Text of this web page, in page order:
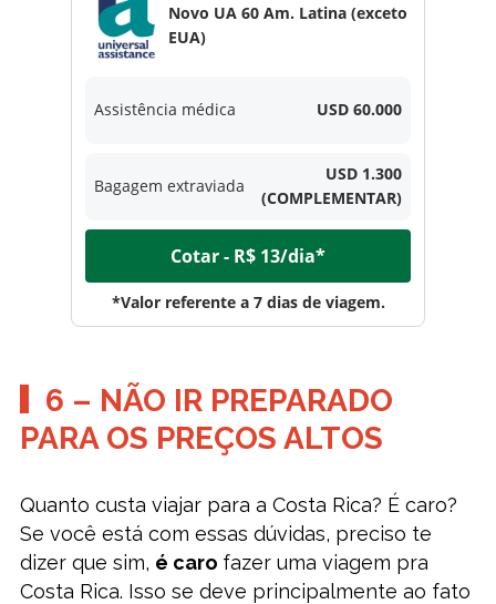
Novo UA 60 Am. Latina (exceto
EUA)
Assistência médica USD 60.000
Bagagem extraviada
USD 1.300
(COMPLEMENTAR)
Cotar - R$ 13/dia*
*Valor referente a 7 dias de viagem.
6 – NÃO IR PREPARADO
PARA OS PREÇOS ALTOS
Quanto custa viajar para a Costa Rica? É caro?
Se você está com essas dúvidas, preciso te
dizer que sim, é caro fazer uma viagem pra
Costa Rica. Isso se deve principalmente ao fato